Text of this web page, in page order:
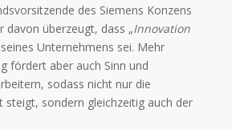
des Siemens Konzens
davon überzeugt, dass „Innovation
seines Unternehmens sei. Mehr
fördert aber auch Sinn und
sodass nicht nur die
steigt, sondern gleichzeitig auch der